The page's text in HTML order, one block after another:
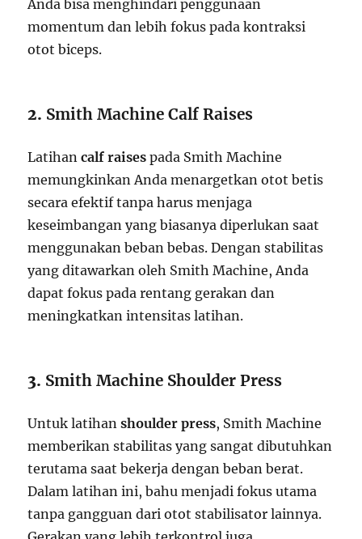
Anda bisa menghindari penggunaan
momentum dan lebih fokus pada kontraksi
otot biceps.
2. Smith Machine Calf Raises
Latihancalf raises pada Smith Machine
memungkinkan Anda menargetkan otot betis
secara efektif tanpa harus menjaga
keseimbangan yang biasanya diperlukan saat
menggunakan beban bebas. Dengan stabilitas
yang ditawarkan oleh Smith Machine, Anda
dapat fokus pada rentang gerakan dan
meningkatkan intensitas latihan.
3. Smith Machine Shoulder Press
Untuk latihanshoulder press, Smith Machine
memberikan stabilitas yang sangat dibutuhkan
terutama saat bekerja dengan beban berat.
Dalam latihan ini, bahu menjadi fokus utama
tanpa gangguan dari otot stabilisator lainnya.